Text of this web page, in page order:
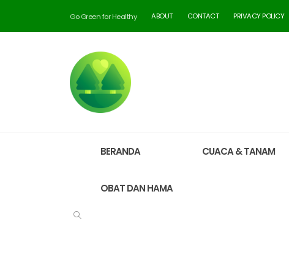
Go Green for Healthy ABOUT CONTACT PRIVACY POLICY
BERANDA CUACA & TANAM
OBAT DAN HAMA